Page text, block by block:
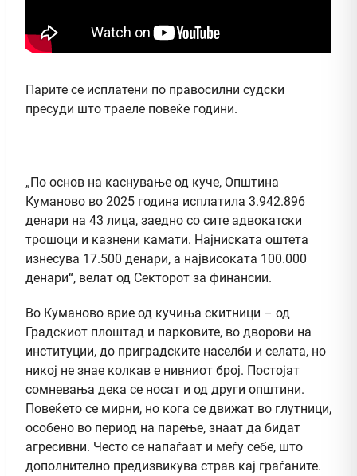
Парите се исплатени по правосилни судски
пресуди што траеле повеќе години.
„По основ на каснување од куче, Општина
Куманово во 2025 година исплатила 3.942.896
денари на 43 лица, заедно со сите адвокатски
трошоци и казнени камати. Најниската оштета
изнесува 17.500 денари, а највисоката 100.000
денари“, велат од Секторот за финансии.
Во Куманово врие од кучиња скитници – од
Градскиот плоштад и парковите, во дворови на
институции, до приградските населби и селата, но
никој не знае колкав е нивниот број. Постојат
сомневања дека се носат и од други општини.
Повеќето се мирни, но кога се движат во глутници,
особено во период на парење, знаат да бидат
агресивни. Често се напаѓаат и меѓу себе, што
дополнително предизвикува страв кај граѓаните.